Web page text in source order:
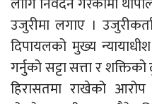
उजुरीमा लगाए ।
दिपायलको मुख्य
गर्नुको सट्टा सत्ता र
हिरासतमा राखेको आरोप